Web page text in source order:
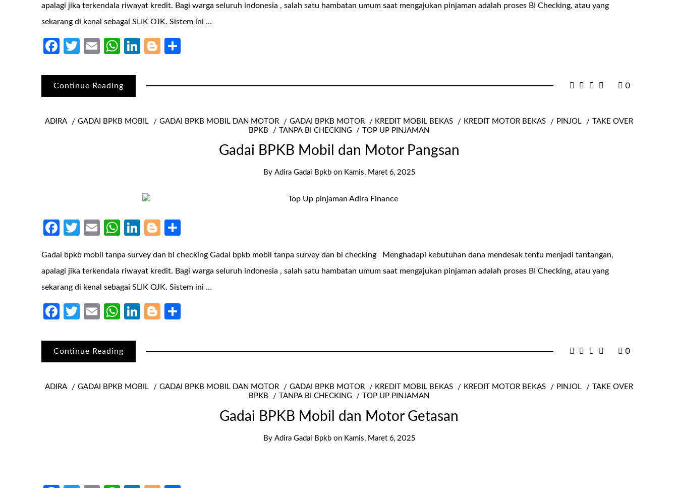
apalagi jika terkendala riwayat kredit. Bagi warga seluruh indonesia , salah satu hambatan umum saat mengajukan pinjaman adalah proses BI Checking, atau yang
sekarang di kenal sebagai SLIK OJK. Sistem ini …
Facebook
Twitter
EmailWhatsApp
LinkedIn
Blogger
Continue Reading 0
ADIRA GADAI BPKB MOBIL GADAI BPKB MOBIL DAN MOTOR GADAI BPKB MOTOR KREDIT MOBIL BEKAS KREDIT MOTOR BEKAS PINJOL
TAKE OVER
BPKB
TANPA BI CHECKING TOP UP PINJAMAN
Gadai BPKB Mobil dan Motor Pangsan
By Adira Gadai Bpkb on Kamis, Maret 6, 2025
Facebook
Twitter
EmailWhatsApp
LinkedIn
Blogger
Gadai bpkb mobil tanpa survey dan bi checking Gadai bpkb mobil tanpa survey dan bi checking Menghadapi kebutuhan dana mendesak tentu menjadi tantangan,
apalagi jika terkendala riwayat kredit. Bagi warga seluruh indonesia , salah satu hambatan umum saat mengajukan pinjaman adalah proses BI Checking, atau yang
sekarang di kenal sebagai SLIK OJK. Sistem ini …
Facebook
Twitter
EmailWhatsApp
LinkedIn
Blogger
Continue Reading 0
ADIRA GADAI BPKB MOBIL GADAI BPKB MOBIL DAN MOTOR GADAI BPKB MOTOR KREDIT MOBIL BEKAS KREDIT MOTOR BEKAS PINJOL
TAKE OVER
BPKB
TANPA BI CHECKING TOP UP PINJAMAN
Gadai BPKB Mobil dan Motor Getasan
By Adira Gadai Bpkb on Kamis, Maret 6, 2025